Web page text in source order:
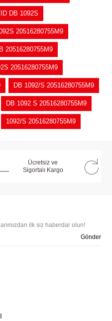
DB 1092S
20516280755M9
20516280755M9
20516280755M9
DB 1092/S 20516280755M9
DB 1092 S 20516280755M9
1092/S 20516280755M9
Ücretsiz ve
Sigortalı Kargo
ilk siz haberdar olun!
Gönder